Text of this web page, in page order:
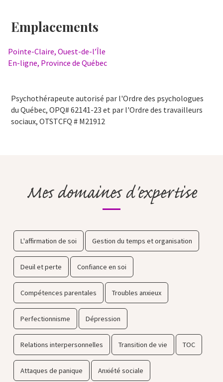
Emplacements
Pointe-Claire, Ouest-de-l’Île
En-ligne, Province de Québec
Psychothérapeute autorisé par l'Ordre des psychologues
du Québec, OPQ# 62141-23 et par l'Ordre des travailleurs
sociaux, OTSTCFQ # M21912
Mes domaines d'expertise
L'affirmation de soi Gestion du temps et organisation
Deuil et perte Confiance en soi
Compétences parentales Troubles anxieux
Perfectionnisme Dépression
Relations interpersonnelles Transition de vie TOC
Attaques de panique Anxiété sociale